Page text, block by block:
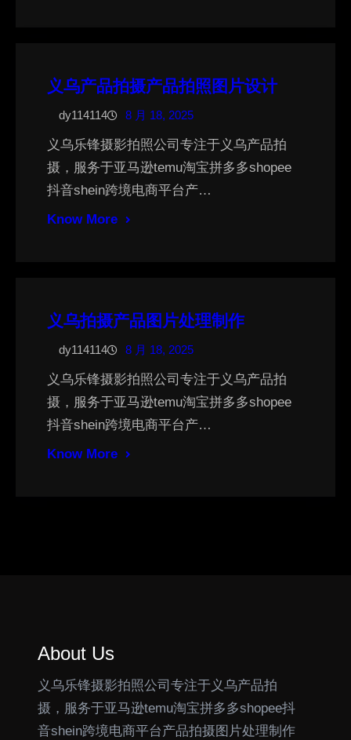
义乌产品拍摄产品拍照图片设计
dy114114 8 月 18, 2025
义乌乐锋摄影拍照公司专注于义乌产品拍
摄，服务于亚马逊temu淘宝拼多多shopee
抖音shein跨境电商平台产…
Know More
义乌拍摄产品图片处理制作
dy114114 8 月 18, 2025
义乌乐锋摄影拍照公司专注于义乌产品拍
摄，服务于亚马逊temu淘宝拼多多shopee
抖音shein跨境电商平台产…
Know More
About Us
义乌乐锋摄影拍照公司专注于义乌产品拍
摄，服务于亚马逊temu淘宝拼多多shopee抖
音shein跨境电商平台产品拍摄图片处理制作